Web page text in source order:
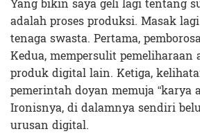
adalah proses produksi. Masak
tenaga swasta. Pertama,
Kedua, mempersulit pemeliharaan
produk digital lain. Ketiga,
pemerintah doyan memuja “karya
Ironisnya, di dalamnya sendiri
urusan digital.